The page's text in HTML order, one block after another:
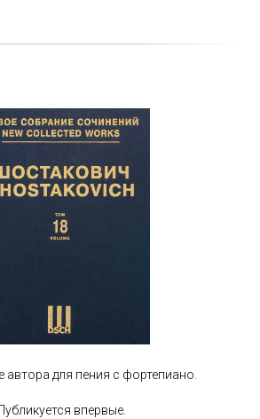
автора для пения с фортепиано.
Публикуется впервые.